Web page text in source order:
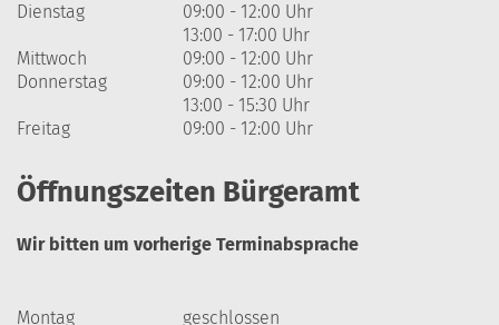
Dienstag
09:00 - 12:00 Uhr
13:00 - 17:00 Uhr
Mittwoch
09:00 - 12:00 Uhr
Donnerstag
09:00 - 12:00 Uhr
13:00 - 15:30 Uhr
Freitag
09:00 - 12:00 Uhr
Öffnungszeiten Bürgeramt
Wir bitten um vorherige Terminabsprache
Montag
geschlossen